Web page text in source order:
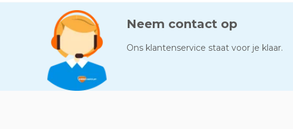
Neem contact op
Ons klantenservice staat voor je klaar.